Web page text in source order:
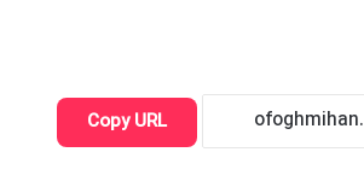
Copy URL